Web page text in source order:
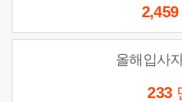
2,459
올해입사
233